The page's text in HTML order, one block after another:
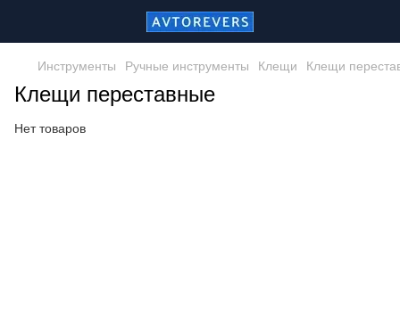
Инструменты Ручные инструменты Клещи Клещи
Клещи переставные
Нет товаров